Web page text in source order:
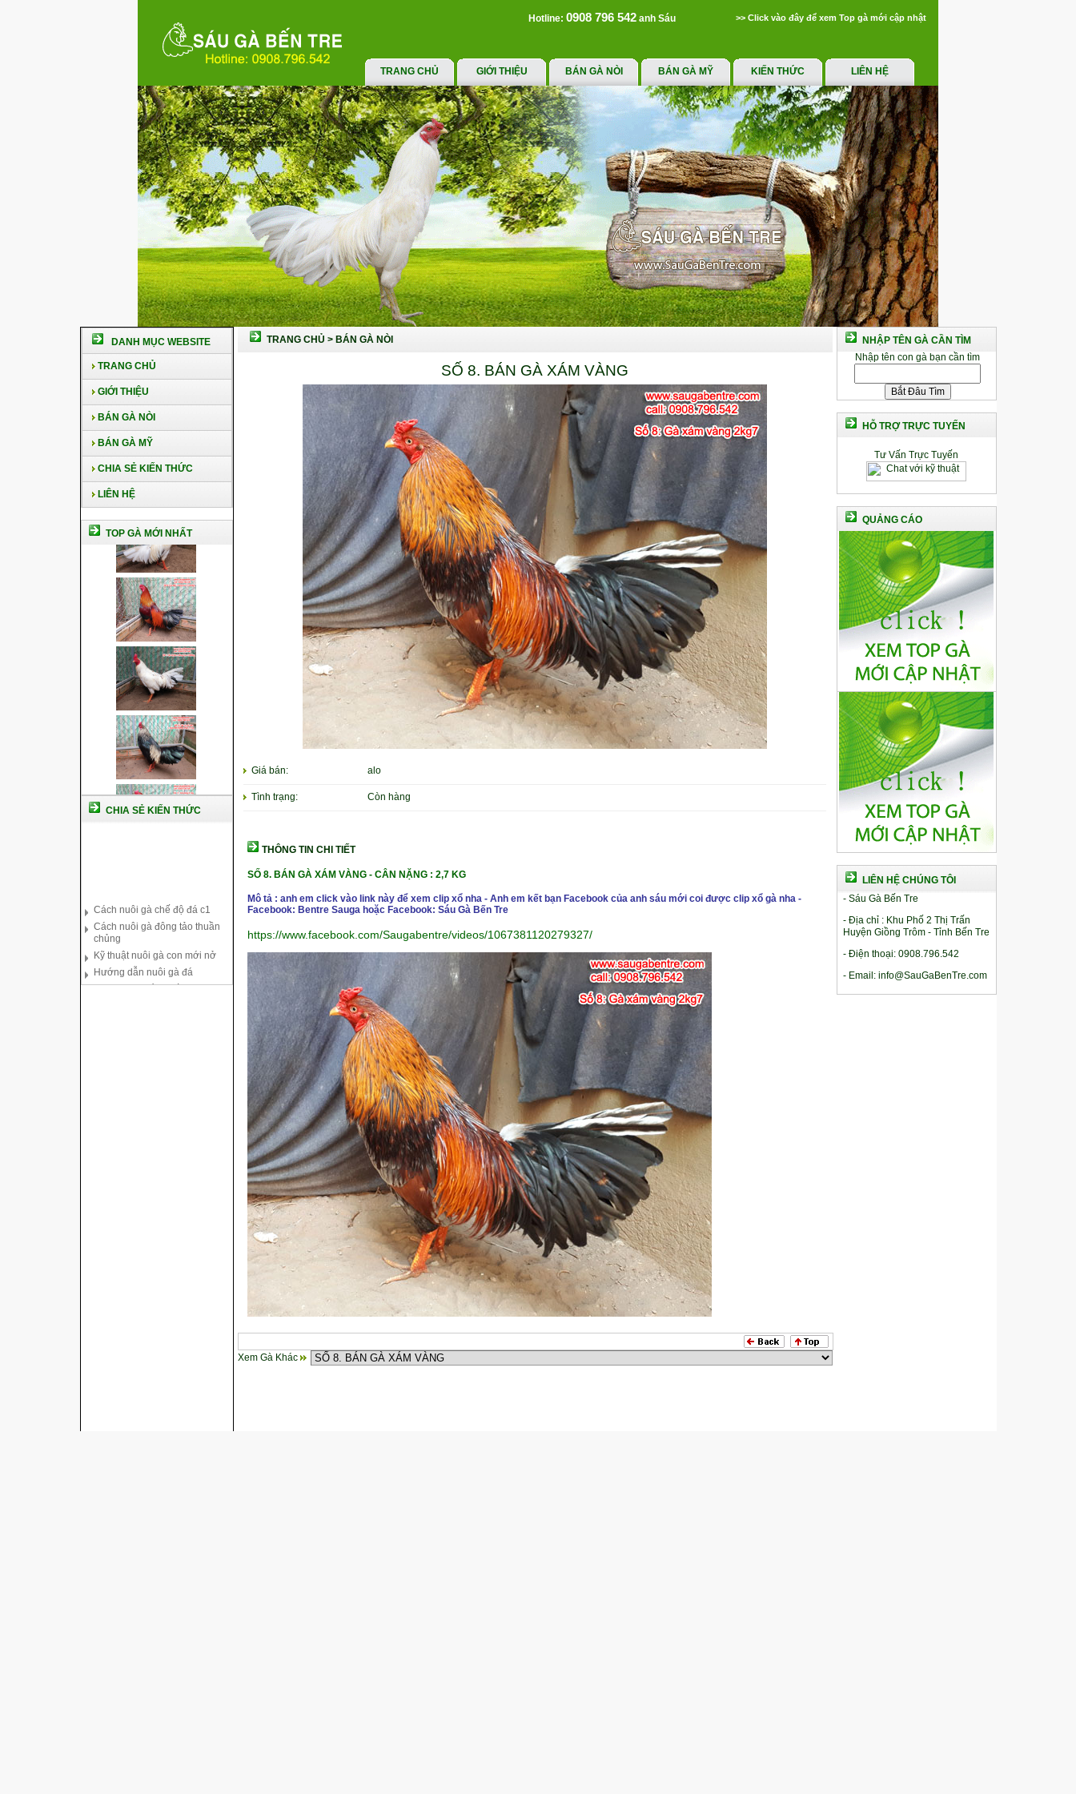
Hotline: 0908 796 542 anh Sáu >> Click vào đây để xem Top gà mới cập nhật
TRANG CHỦ GIỚI THIỆU BÁN GÀ NÒI BÁN GÀ MỸ KIẾN THỨC LIÊN HỆ
DANH MỤC WEBSITE
TRANG CHỦ
GIỚI THIỆU
BÁN GÀ NÒI
BÁN GÀ MỸ
CHIA SẺ KIẾN THỨC
LIÊN HỆ
TOP GÀ MỚI NHẤT
CHIA SẺ KIẾN THỨC
Cách nuôi gà đông tảo thuần
Kỹ thuật nuôi gà con mới nở
Hướng dẫn nuôi gà đá
Tại sao bạn cần biết cách nuôi
gà chọi ?
TRANG CHỦ > BÁN GÀ NÒI
SỐ 8. BÁN GÀ XÁM VÀNG
Giá bán: alo
Tình trạng: Còn hàng
THÔNG TIN CHI TIẾT
SỐ 8. BÁN GÀ XÁM VÀNG - CÂN NẶNG : 2,7 KG
Mô tả : anh em click vào link này để xem clip xổ nha - Anh em kết bạn Facebook của anh sáu mới coi được clip xổ gà nha -
Facebook: Bentre Sauga hoặc Facebook: Sáu Gà Bến Tre
https://www.facebook.com/Saugabentre/videos/1067381120279327/
Xem Gà Khác
NHẬP TÊN GÀ CẦN TÌM
Nhập tên con gà bạn cần tìm
HỖ TRỢ TRỰC TUYẾN
Tư Vấn Trực Tuyến
QUẢNG CÁO
LIÊN HỆ CHÚNG TÔI
- Sáu Gà Bến Tre
- Địa chỉ : Khu Phố 2 Thị Trấn
Huyện Giồng Trôm - Tỉnh Bến Tre
- Điện thoại: 0908.796.542
- Email: info@SauGaBenTre.com